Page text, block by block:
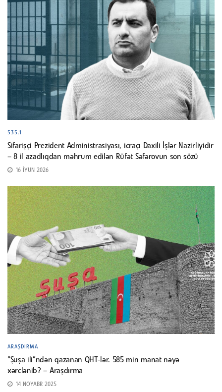
535.1
Sifarişçi Prezident Administrasiyası, icraçı Daxili İşlər Nazirliyidir
– 8 il azadlıqdan məhrum edilən Rüfət Səfərovun son sözü
16 İYUN 2026
ARAŞDIRMA
“Şuşa ili”ndən qazanan QHT-lər. 585 min manat nəyə
xərclənib? – Araşdırma
14 NOYABR 2025